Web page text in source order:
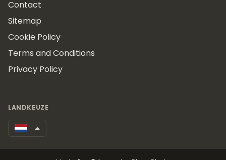
Contact
Sitemap
Cookie Policy
Terms and Conditions
Privacy Policy
LANDKEUZE